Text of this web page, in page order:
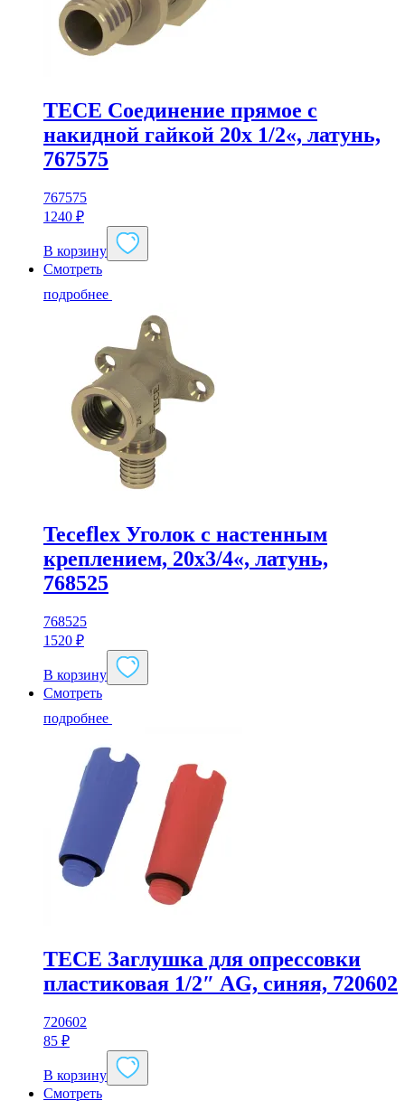
TECE Соединение прямое с
накидной гайкой 20x 1/2«, латунь,
767575
767575
1240 ₽
В корзину
Смотреть
подробнее
Teceflex Уголок с настенным
креплением, 20х3/4«, латунь,
768525
768525
1520 ₽
В корзину
Смотреть
подробнее
TECE Заглушка для опрессовки
пластиковая 1/2″ AG, синяя, 720602
720602
85 ₽
В корзину
Смотреть